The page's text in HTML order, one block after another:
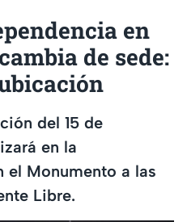
en
de sede:
del 15 de
en la
el Monumento a las
Libre.